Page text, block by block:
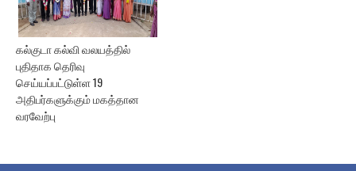
கல்குடா கல்வி வலயத்தில்
புதிதாக தெரிவு
செய்யப்பட்டுள்ள 19
அதிபர்களுக்கும் மகத்தான
வரவேற்பு